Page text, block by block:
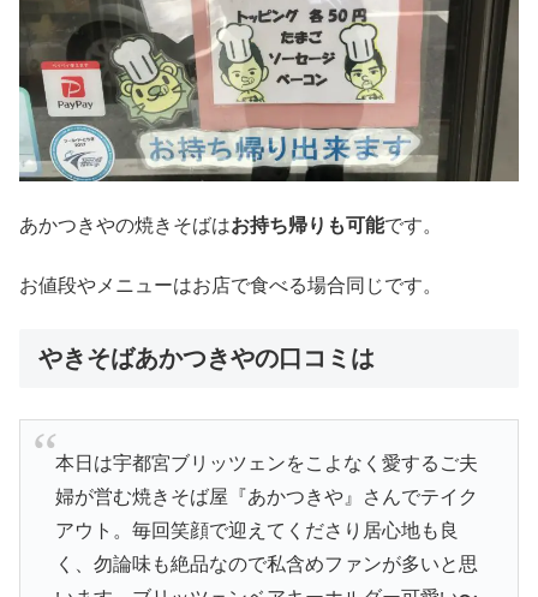
あかつきやの焼きそばはお持ち帰りも可能です。
お値段やメニューはお店で食べる場合同じです。
やきそばあかつきやの口コミは
本日は宇都宮ブリッツェンをこよなく愛するご夫
婦が営む焼きそば屋『あかつきや』さんでテイク
アウト。毎回笑顔で迎えてくださり居心地も良
く、勿論味も絶品なので私含めファンが多いと思